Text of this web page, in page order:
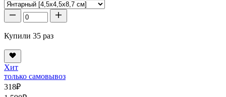
Купили 35 раз
Хит
только самовывоз
318₽